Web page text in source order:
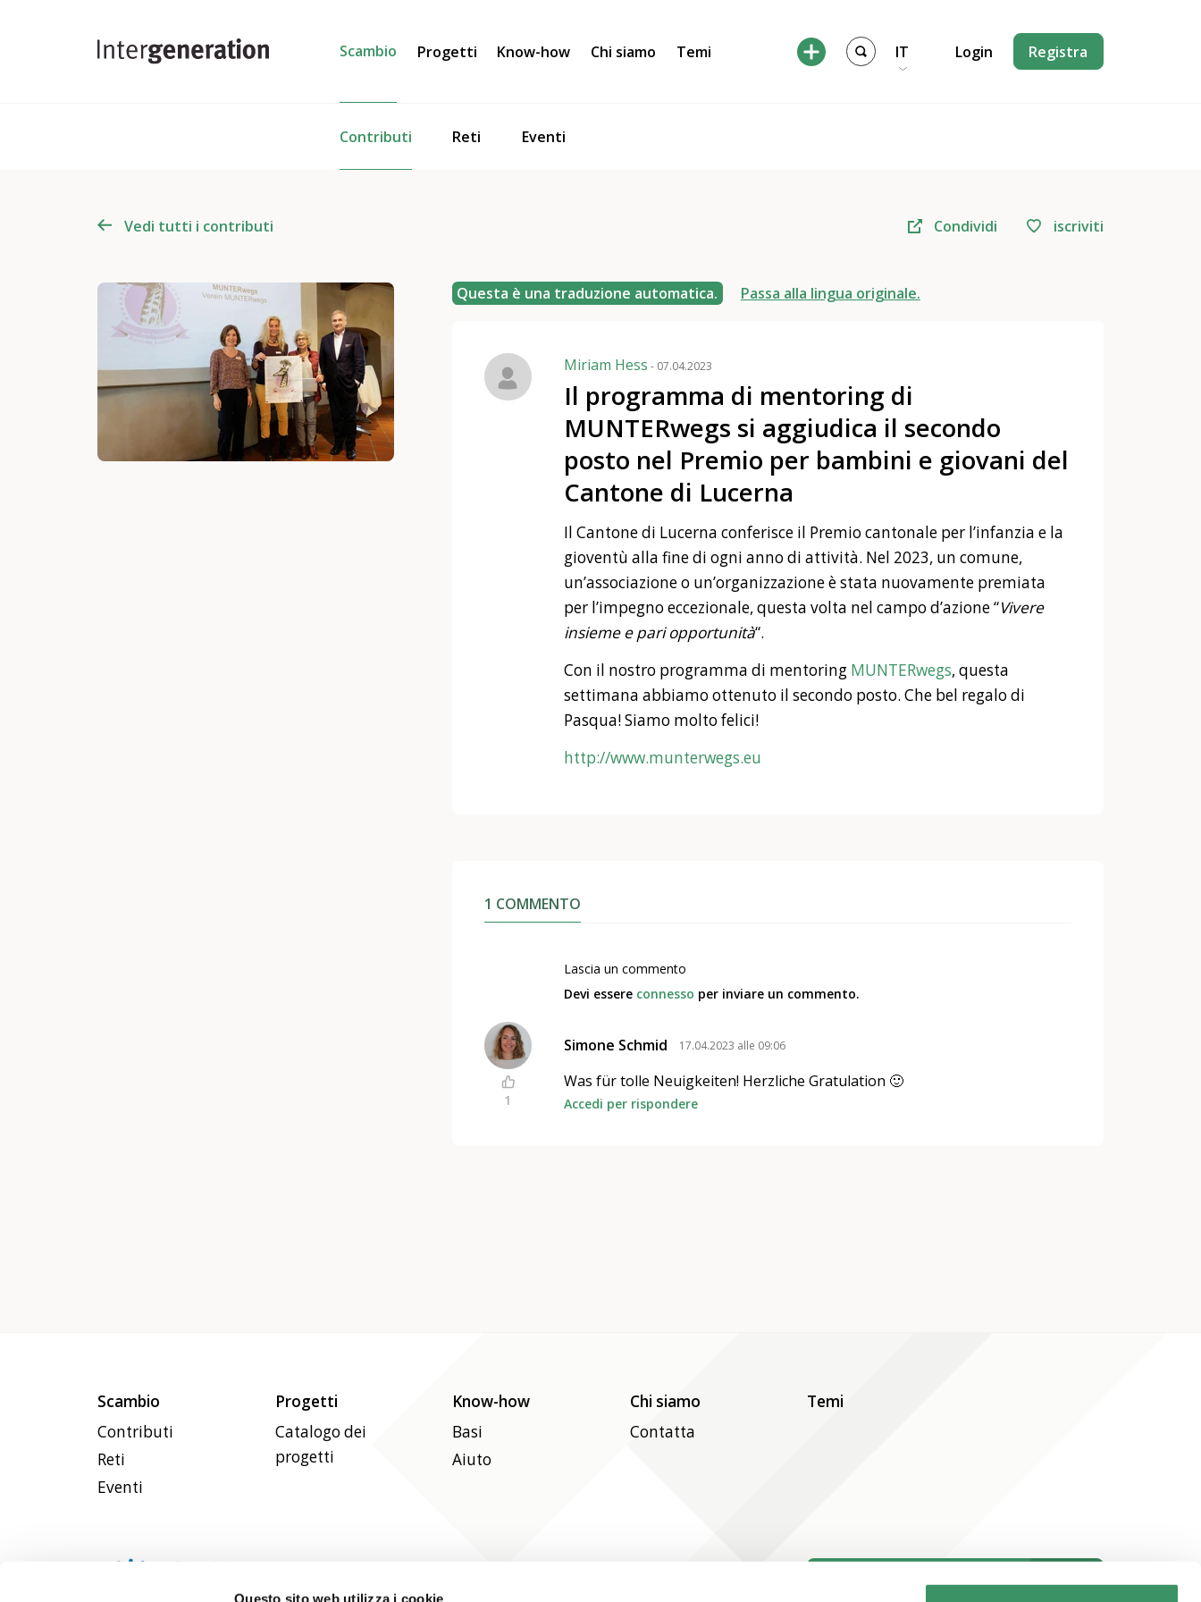
Questo sito web utilizza i cookie
Scambio
Contributi Reti Eventi
Progetti Know-how Chi siamo Temi IT Login Registra
Vedi tutti i contributi Condividi iscriviti
Questa è una traduzione automatica. Passa alla lingua originale.
Miriam Hess - 07.04.2023
Il programma di mentoring di
MUNTERwegs si aggiudica il secondo
posto nel Premio per bambini e giovani del
Cantone di Lucerna
Il Cantone di Lucerna conferisce il Premio cantonale per l’infanzia e la
gioventù alla fine di ogni anno di attività. Nel 2023, un comune,
un’associazione o un’organizzazione è stata nuovamente premiata
per l’impegno eccezionale, questa volta nel campo d’azione “Vivere
insieme e pari opportunità“.
Con il nostro programma di mentoring MUNTERwegs, questa
settimana abbiamo ottenuto il secondo posto. Che bel regalo di
Pasqua! Siamo molto felici!
http://www.munterwegs.eu
1 COMMENTO
Lascia un commento
Devi essere connesso per inviare un commento.
Simone Schmid 17.04.2023 alle 09:06
Was für tolle Neuigkeiten! Herzliche Gratulation 🙂
1 Accedi per rispondere
Scambio
Contributi
Reti
Eventi
Progetti
Catalogo dei
progetti
Know-how
Basi
Aiuto
Chi siamo
Contatta
Temi
iscriviti alla newsletter